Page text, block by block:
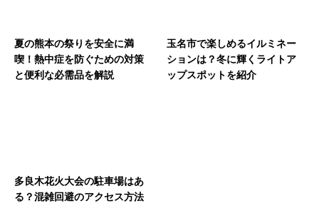
夏の熊本の祭りを安全に満
喫！熱中症を防ぐための対策
と便利な必需品を解説
玉名市で楽しめるイルミネー
ションは？冬に輝くライトア
ップスポットを紹介
多良木花火大会の駐車場はあ
る？混雑回避のアクセス方法